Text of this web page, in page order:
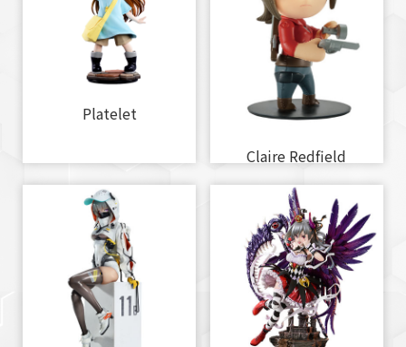
Platelet
Claire Redfield